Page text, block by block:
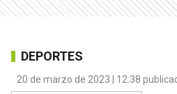
DEPORTES
20 de marzo de 2023 | 12:38